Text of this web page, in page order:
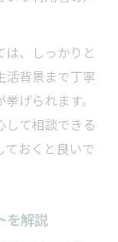
効な理由
施術が有効
化ケアの特
骨院を活用
理解する方
は、しっかりと
活背景まで丁寧
げられます。
して相談できる
ておくと良いで
を解説